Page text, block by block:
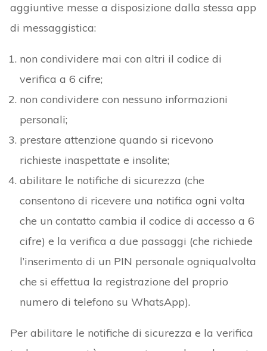
aggiuntive messe a disposizione dalla stessa app
di messaggistica:
non condividere mai con altri il codice di
verifica a 6 cifre;
non condividere con nessuno informazioni
personali;
prestare attenzione quando si ricevono
richieste inaspettate e insolite;
abilitare le notifiche di sicurezza (che
consentono di ricevere una notifica ogni volta
che un contatto cambia il codice di accesso a 6
cifre) e la verifica a due passaggi (che richiede
l’inserimento di un PIN personale ogniqualvolta
che si effettua la registrazione del proprio
numero di telefono su WhatsApp).
Per abilitare le notifiche di sicurezza e la verifica